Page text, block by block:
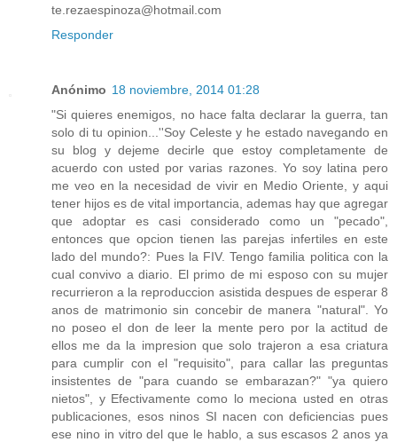
te.rezaespinoza@hotmail.com
Responder
Anónimo 18 noviembre, 2014 01:28
"Si quieres enemigos, no hace falta declarar la guerra, tan
solo di tu opinion...''Soy Celeste y he estado navegando en
su blog y dejeme decirle que estoy completamente de
acuerdo con usted por varias razones. Yo soy latina pero
me veo en la necesidad de vivir en Medio Oriente, y aqui
tener hijos es de vital importancia, ademas hay que agregar
que adoptar es casi considerado como un "pecado",
entonces que opcion tienen las parejas infertiles en este
lado del mundo?: Pues la FIV. Tengo familia politica con la
cual convivo a diario. El primo de mi esposo con su mujer
recurrieron a la reproduccion asistida despues de esperar 8
anos de matrimonio sin concebir de manera "natural". Yo
no poseo el don de leer la mente pero por la actitud de
ellos me da la impresion que solo trajeron a esa criatura
para cumplir con el "requisito", para callar las preguntas
insistentes de "para cuando se embarazan?" "ya quiero
nietos", y Efectivamente como lo meciona usted en otras
publicaciones, esos ninos SI nacen con deficiencias pues
ese nino in vitro del que le hablo, a sus escasos 2 anos ya